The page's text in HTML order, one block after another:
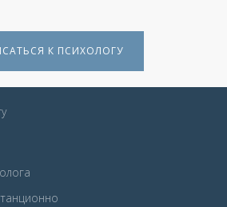
К ПСИХОЛОГУ